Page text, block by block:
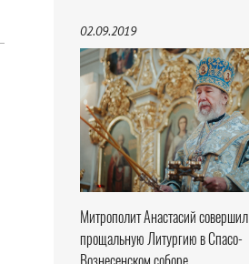
02.09.2019
Митрополит Анастасий совершил
прощальную Литургию в Спасо-